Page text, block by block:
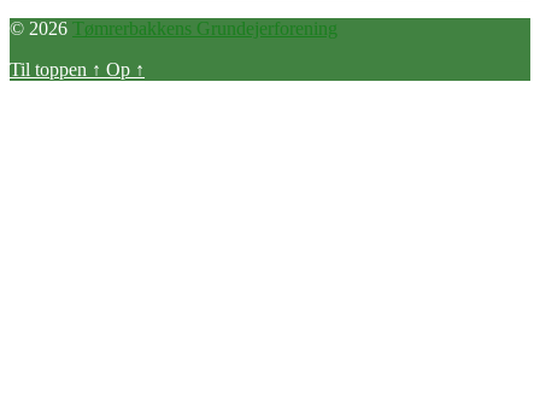
© 2026 Tømrerbakkens Grundejerforening
Til toppen ↑ Op ↑